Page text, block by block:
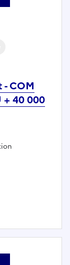
COM
+ 40 000
travaux et